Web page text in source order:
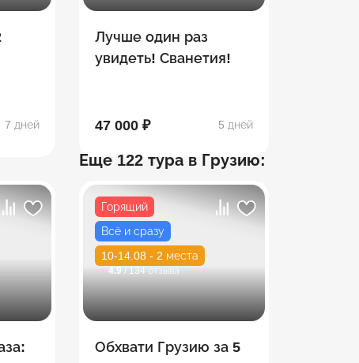
7 дней
Лучше один раз
увидеть! Сванетия!
47 000 ₽ 5 дней
Еще 122 тура в Грузию:
Горящий
Всё и сразу
10-14.08 - 2 места
4.9 / 134 отзыва
Обхвати Грузию за 5